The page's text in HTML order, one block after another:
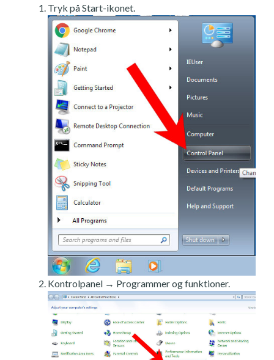
Tryk på Start-ikonet.
Kontrolpanel → Programmer og funktioner.